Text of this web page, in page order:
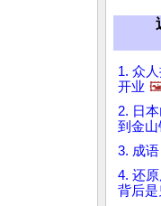
1. 众
开业
2. 日
到金山
3. 成
4. 还
背后是